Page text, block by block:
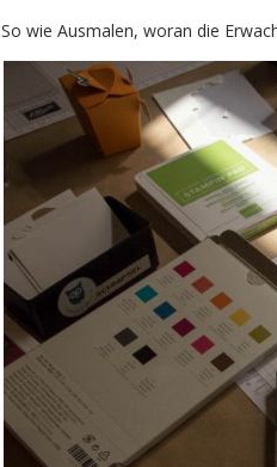
So wie Ausmalen, woran die